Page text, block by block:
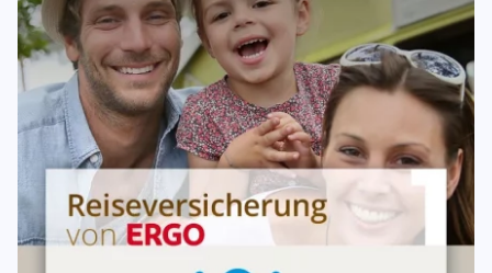
Einweisung
Schutzbrief
Freikilometer & Mehrkilometer
Freikilometer:275 km/Tag
Kosten Mehr-km:
0,30 €/km
Mietkonditionen
Mindestmietdauer:3 Tage (VS) / 5 Tage (HS)
Anzahlung:mind. 300,00 €, bzw. 20%
Übergabe
Übergabetage:Montag, Dienstag, Mittwoch, Donnerstag,